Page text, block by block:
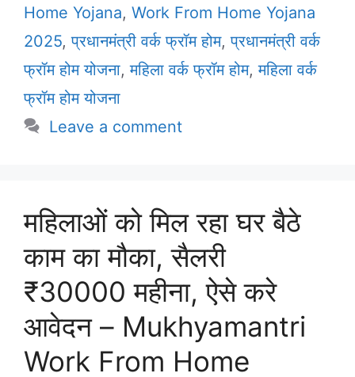
Home Yojana, Work From Home Yojana
2025,प्रधानमंत्री वर्क फ्रॉम होम,प्रधानमंत्री वर्क
फ्रॉम होम योजना,महिला वर्क फ्रॉम होम,महिला वर्क
फ्रॉम होम योजना
Leave a comment
महिलाओं को मिल रहा घर बैठे
काम का मौका, सैलरी
₹30000 महीना, ऐसे करे
आवेदन – Mukhyamantri
Work From Home